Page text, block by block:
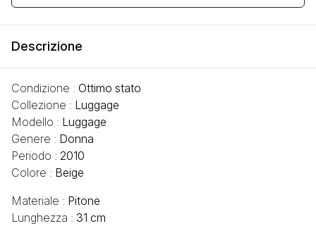
Descrizione
Condizione : Ottimo stato
Collezione : Luggage
Modello : Luggage
Genere : Donna
Periodo : 2010
Colore : Beige
Materiale : Pitone
Lunghezza : 31 cm